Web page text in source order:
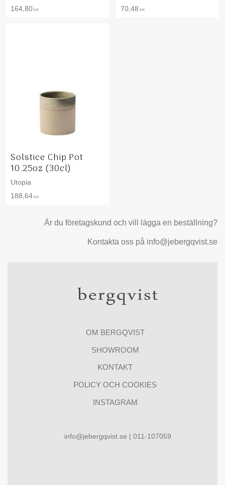
164,80 KR
70,48 KR
Solstice Chip Pot
10.25oz (30cl)
Utopia
188,64 KR
Är du företagskund och vill lägga en beställning?
Kontakta oss på info@jebergqvist.se
OM BERGQVIST
SHOWROOM
KONTAKT
POLICY OCH COOKIES
INSTAGRAM
info@jebergqvist.se | 011-107059